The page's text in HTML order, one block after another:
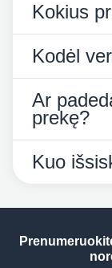
Kokius
Kodėl
Ar
prekę?
Kuo